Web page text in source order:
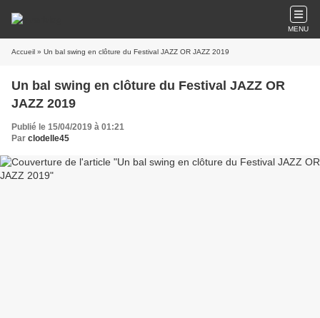
MENU
Accueil » Un bal swing en clôture du Festival JAZZ OR JAZZ 2019
Un bal swing en clôture du Festival JAZZ OR
JAZZ 2019
Publié le 15/04/2019 à 01:21
Par clodelle45